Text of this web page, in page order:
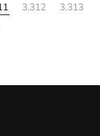
3.312
3.313